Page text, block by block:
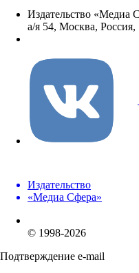
Издательство «Медиа
а/я 54, Москва, Россия,
Издательство
«Медиа Сфера»
© 1998-2026
Подтверждение e-mail